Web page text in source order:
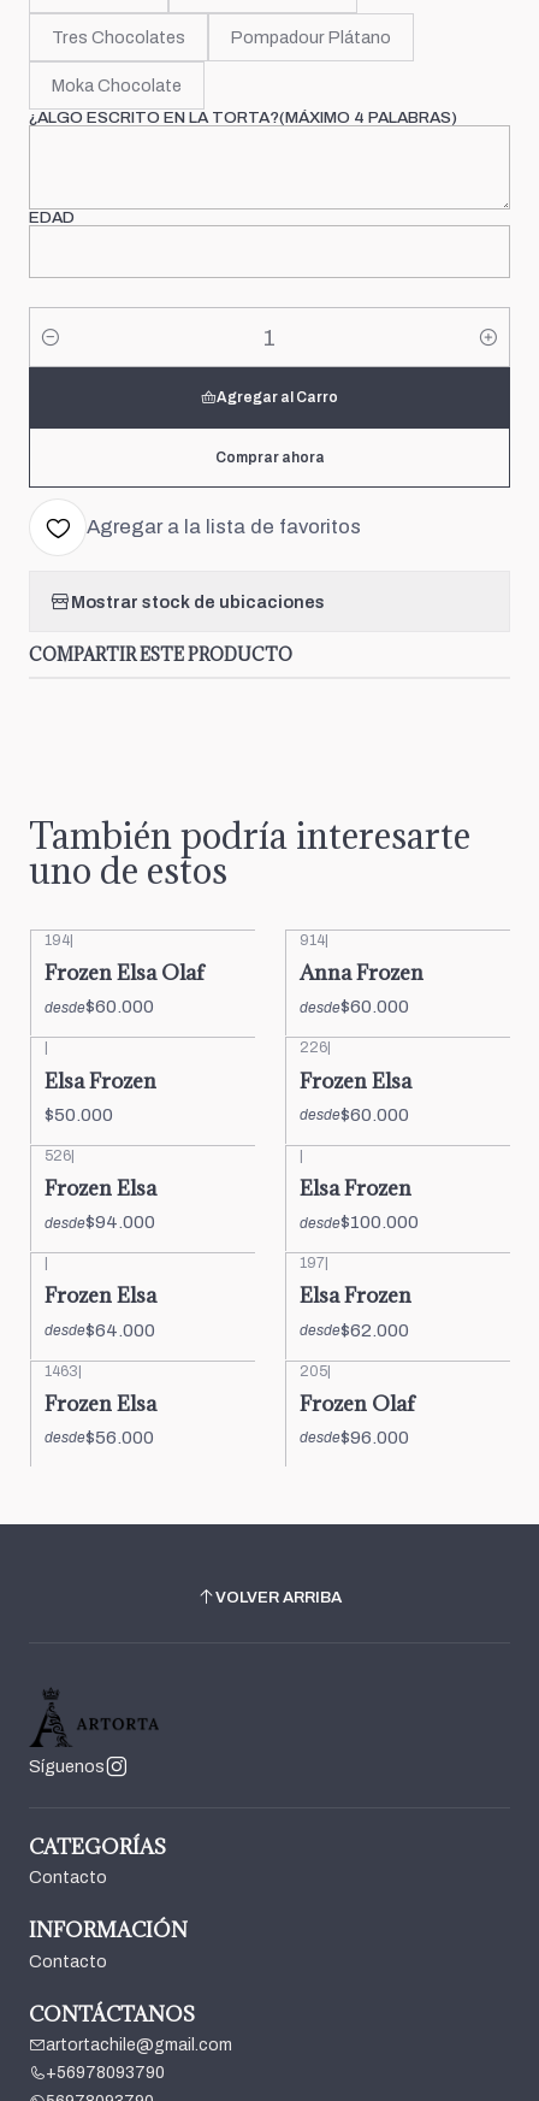
Tres Chocolates Pompadour Plátano
Moka Chocolate
¿ALGO ESCRITO EN LA TORTA?(MÁXIMO 4 PALABRAS)
EDAD
Cantidad
Agregar al Carro
Comprar ahora
Agregar a la lista de favoritos
Mostrar stock de ubicaciones
COMPARTIR ESTE PRODUCTO
También podría interesarte
uno de estos
194
Frozen Elsa Olaf
desde$60.000
914
Anna Frozen
desde$60.000
Elsa Frozen
$50.000
226
Frozen Elsa
desde$60.000
526|
Frozen Elsa
desde$94.000
|
Elsa Frozen
desde$100.000
Frozen Elsa
desde$64.000
197
Elsa Frozen
desde$62.000
1463|
Frozen Elsa
desde$56.000
205|
Frozen Olaf
desde$96.000
VOLVER ARRIBA
Síguenos
CATEGORÍAS
Contacto
INFORMACIÓN
Contacto
CONTÁCTANOS
artortachile@gmail.com
+56978093790